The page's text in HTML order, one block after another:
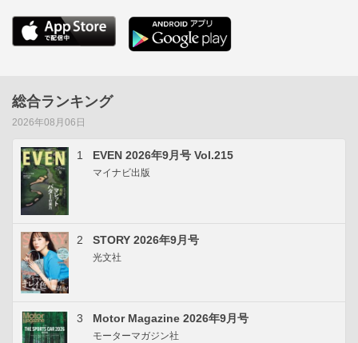
総合ランキング
2026年08月06日
1 EVEN 2026年9月号 Vol.215
マイナビ出版
2 STORY 2026年9月号
光文社
3 Motor Magazine 2026年9月号
モーターマガジン社